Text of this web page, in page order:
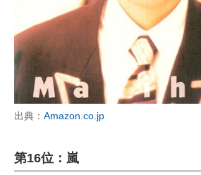
出典： Amazon.co.jp
第16位：嵐